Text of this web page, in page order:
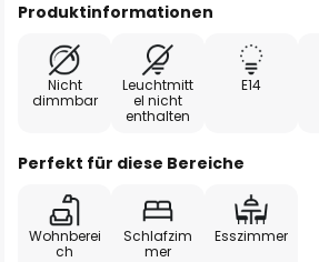
Produktinformationen
Nicht
dimmbar
Leuchtmitt
el nicht
enthalten
E14
Perfekt für diese Bereiche
Wohnberei
ch
Schlafzim
mer
Esszimmer